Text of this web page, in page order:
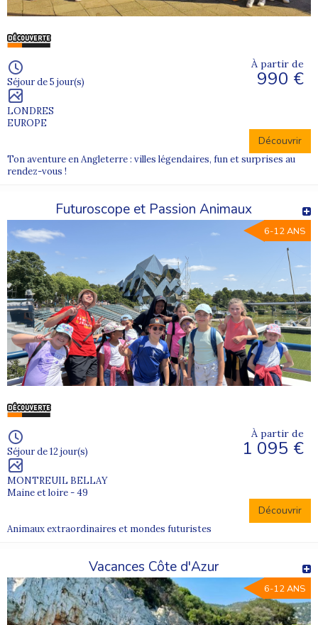
Séjour de 5 jour(s)
LONDRES
EUROPE
À partir de
990 €
Découvrir
Ton aventure en Angleterre : villes légendaires, fun et surprises au
rendez-vous !
Futuroscope et Passion Animaux
6-12 ANS
Séjour de 12 jour(s)
MONTREUIL BELLAY
Maine et loire - 49
À partir de
1 095 €
Découvrir
Animaux extraordinaires et mondes futuristes
Vacances Côte d'Azur
6-12 ANS